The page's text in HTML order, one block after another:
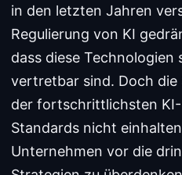
in den letzten Jahren
Regulierung von KI
dass diese Technologien
vertretbar sind. Doch die
der fortschrittlichsten KI-
Standards nicht
Unternehmen vor die